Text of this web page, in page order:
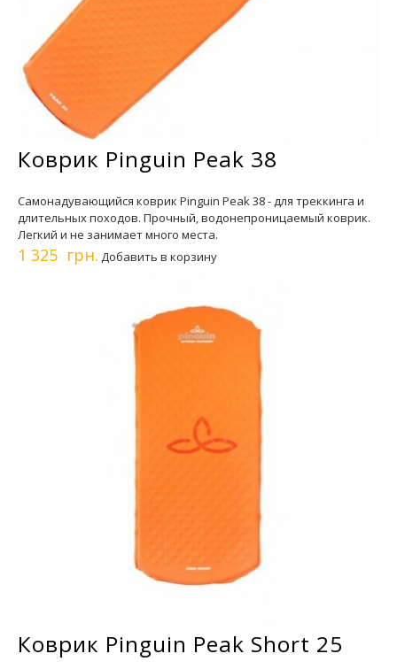
Коврик Pinguin Peak 38
Самонадувающийся коврик Pinguin Peak 38 - для треккинга и
длительных походов. Прочный, водонепроницаемый коврик.
Легкий и не занимает много места.
1 325 грн. Добавить в корзину
Коврик Pinguin Peak Short 25